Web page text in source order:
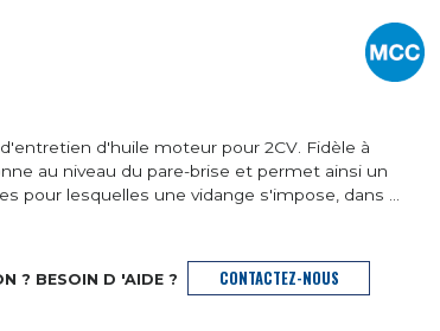
d'huile moteur pour 2CV. Fidèle à
au niveau du pare-brise et permet ainsi un
pour lesquelles une vidange s'impose, dans ...
? BESOIN D 'AIDE ? CONTACTEZ-NOUS